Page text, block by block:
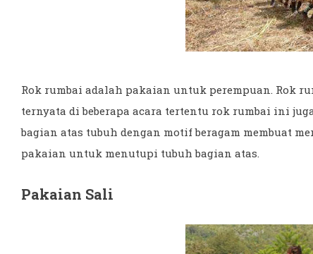
Rok rumbai adalah pakaian untuk perempuan. Rok
ternyata di beberapa acara tertentu rok rumbai ini
bagian atas tubuh dengan motif beragam membuat
pakaian untuk menutupi tubuh bagian atas.
Pakaian Sali